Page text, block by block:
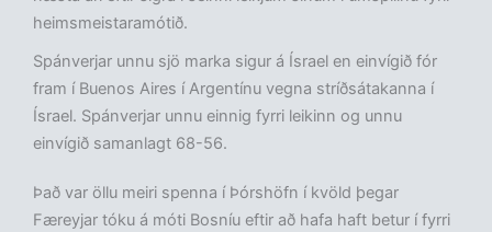
heimsmeistaramótið.
Spánverjar unnu sjö marka sigur á Ísrael en einvígið fór
fram í Buenos Aires í Argentínu vegna stríðsátakanna í
Ísrael. Spánverjar unnu einnig fyrri leikinn og unnu
einvígið samanlagt 68-56.
Það var öllu meiri spenna í Þórshöfn í kvöld þegar
Færeyjar tóku á móti Bosníu eftir að hafa haft betur í fyrri